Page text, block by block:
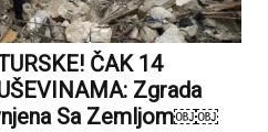
ČAK 14
Zgrada
Sa Zemljom￼￼